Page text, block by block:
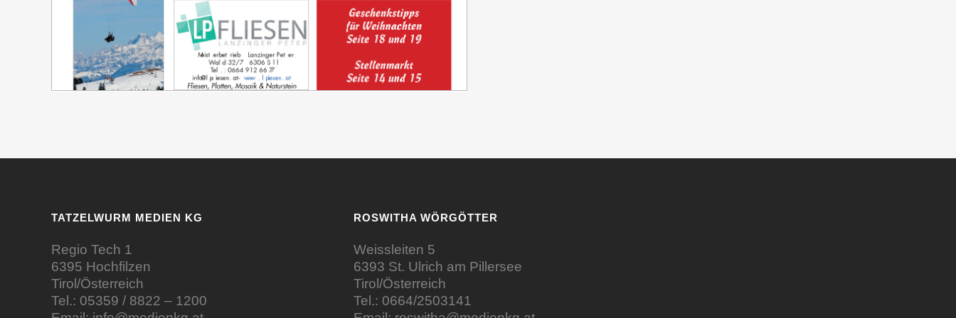
TATZELWURM MEDIEN KG
Regio Tech 1
6395 Hochfilzen
Tirol/Österreich
Tel.: 05359 / 8822 – 1200
ROSWITHA WÖRGÖTTER
Weissleiten 5
6393 St. Ulrich am Pillersee
Tirol/Österreich
Tel.: 0664/2503141